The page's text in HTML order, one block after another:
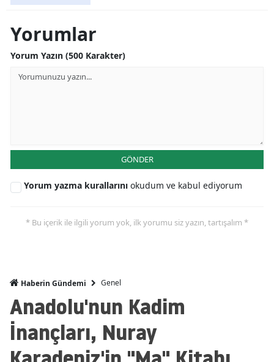
Yorumlar
Yorum Yazın (500 Karakter)
GÖNDER
Yorum yazma kurallarını okudum ve kabul ediyorum
* Bu içerik ile ilgili yorum yok, ilk yorumu siz yazın, tartışalım *
Haberin Gündemi Genel
Anadolu'nun Kadim
İnançları, Nuray